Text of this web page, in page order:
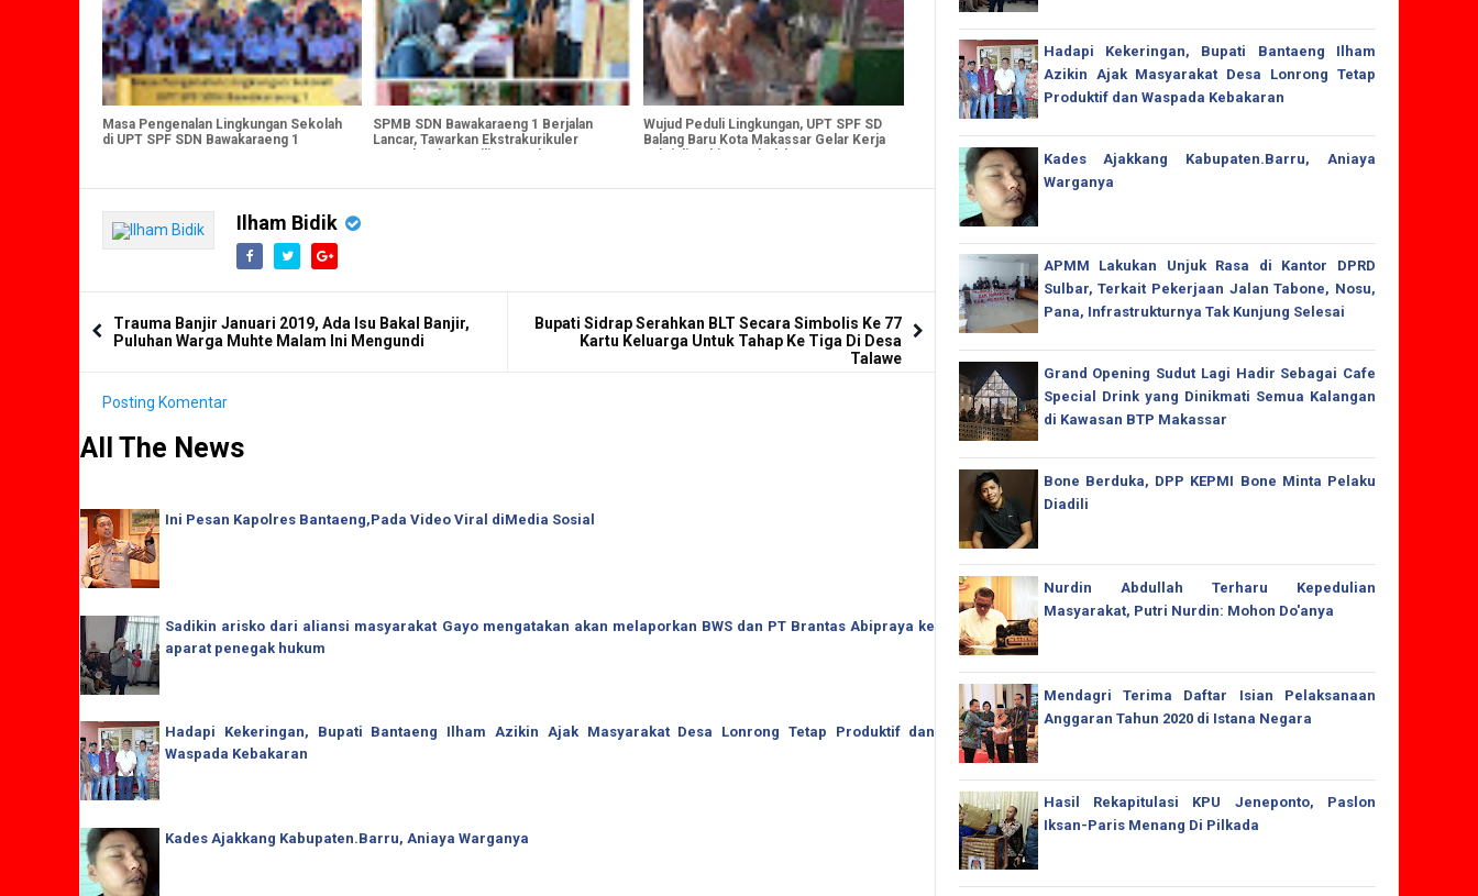
Masa Pengenalan Lingkungan Sekolah
di UPT SPF SDN Bawakaraeng 1
SPMB SDN Bawakaraeng 1 Berjalan
Lancar, Tawarkan Ekstrakurikuler
Wujud Peduli Lingkungan, UPT SPF SD
Balang Baru Kota Makassar Gelar Kerja
Ilham Bidik
Trauma Banjir Januari 2019, Ada Isu Bakal Banjir,
Puluhan Warga Muhte Malam Ini Mengundi
Bupati Sidrap Serahkan BLT Secara Simbolis Ke 77
Kartu Keluarga Untuk Tahap Ke Tiga Di Desa
Talawe
Posting Komentar
All The News
Ini Pesan Kapolres Bantaeng,Pada Video Viral diMedia Sosial
Sadikin arisko dari aliansi masyarakat Gayo mengatakan akan melaporkan BWS dan PT Brantas Abipraya ke
aparat penegak hukum
Hadapi Kekeringan, Bupati Bantaeng Ilham Azikin Ajak Masyarakat Desa Lonrong Tetap Produktif dan
Waspada Kebakaran
Kades Ajakkang Kabupaten.Barru, Aniaya Warganya
Hadapi Kekeringan, Bupati Bantaeng Ilham
Azikin Ajak Masyarakat Desa Lonrong Tetap
Produktif dan Waspada Kebakaran
Kades Ajakkang Kabupaten.Barru, Aniaya
Warganya
APMM Lakukan Unjuk Rasa di Kantor DPRD
Sulbar, Terkait Pekerjaan Jalan Tabone, Nosu,
Pana, Infrastrukturnya Tak Kunjung Selesai
Grand Opening Sudut Lagi Hadir Sebagai Cafe
Special Drink yang Dinikmati Semua Kalangan
di Kawasan BTP Makassar
Bone Berduka, DPP KEPMI Bone Minta Pelaku
Diadili
Nurdin Abdullah Terharu Kepedulian
Masyarakat, Putri Nurdin: Mohon Do'anya
Mendagri Terima Daftar Isian Pelaksanaan
Anggaran Tahun 2020 di Istana Negara
Hasil Rekapitulasi KPU Jeneponto, Paslon
Iksan-Paris Menang Di Pilkada